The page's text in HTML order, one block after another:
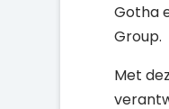
Gotha
Group.
Met